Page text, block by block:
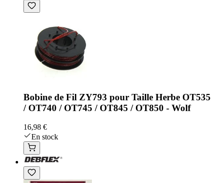
Bobine de Fil ZY793 pour Taille Herbe OT535
/ OT740 / OT745 / OT845 / OT850 - Wolf
16,98 €
En stock